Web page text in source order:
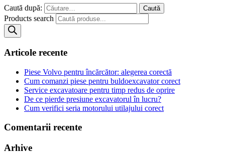
Caută după:
Products search
Articole recente
Piese Volvo pentru încărcător: alegerea corectă
Cum comanzi piese pentru buldoexcavator corect
Service excavatoare pentru timp redus de oprire
De ce pierde presiune excavatorul în lucru?
Cum verifici seria motorului utilajului corect
Comentarii recente
Arhive